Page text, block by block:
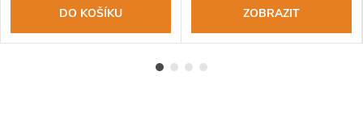
DO KOŠÍKU ZOBRAZIT